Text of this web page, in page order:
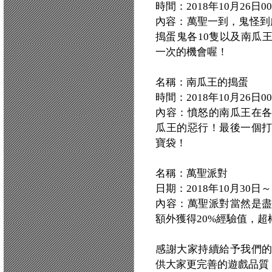
時間：2018年10月26日
內容：萬聖一到，鬼怪
搗蛋鬼各10隻以及南瓜
一次的機會喔！
名稱：南瓜王的搗蛋
時間：2018年10月26日
內容：憤怒的南瓜王在
瓜王的惡行！最後一個
寶袋！
名稱：萬聖派對
日期：2018年10月30日
內容：萬聖派對當然是
額外獲得20%經驗值，
感謝大家持續給予我們
供大家更完善的遊戲品質